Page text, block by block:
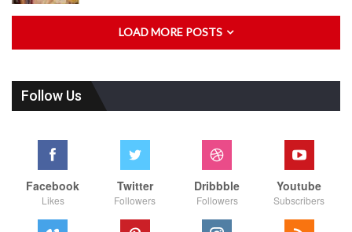
LOAD MORE POSTS
Follow Us
Facebook
Likes
Twitter
Followers
Dribbble
Followers
Youtube
Subscribers